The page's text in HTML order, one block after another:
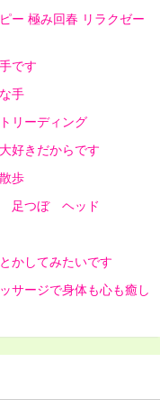
ー 極み回春 リラクゼー
です
手
リーディング
好きだからです
歩
足つぼ ヘッド
かしてみたいです
サージで身体も心も癒し